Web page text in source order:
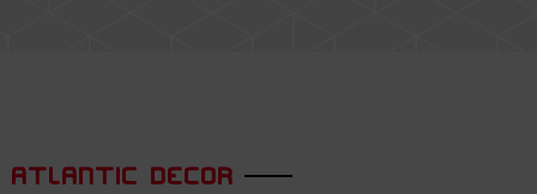
ATLANTIC DECOR